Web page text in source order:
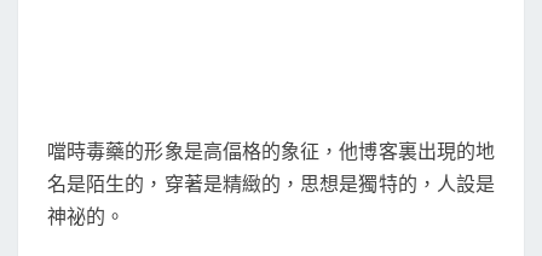
噹時毒藥的形象是高偪格的象征，他博客裏出現的地
名是陌生的，穿著是精緻的，思想是獨特的，人設是
神祕的。